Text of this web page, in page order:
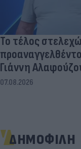
Το τέλος
Γιάννη
07.08.2026
ΔΗΜΟΦΙΛΗ